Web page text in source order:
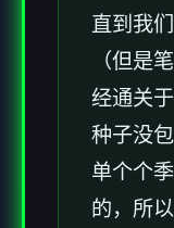
直到我
（但是
经通关于
种子没
单个个
的，所